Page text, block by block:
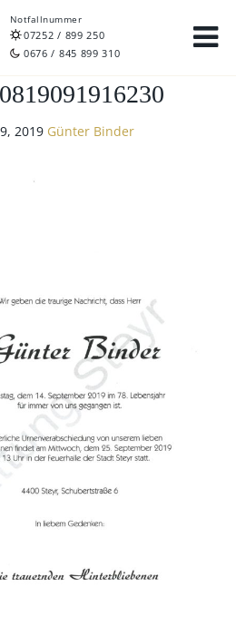
Notfallnummer
07252 / 899 250
0676 / 845 899 310
2019 Günter Binder